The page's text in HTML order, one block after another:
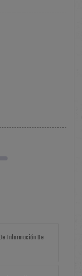
Información De